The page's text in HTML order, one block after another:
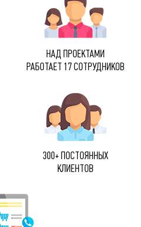
НАД ПРОЕКТАМИ
РАБОТАЕТ 17 СОТРУДНИКОВ
300+ ПОСТОЯННЫХ
КЛИЕНТОВ